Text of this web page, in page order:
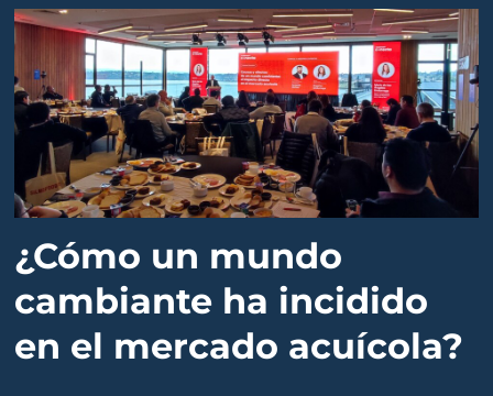
¿Cómo un mundo
cambiante ha incidido
en el mercado acuícola?